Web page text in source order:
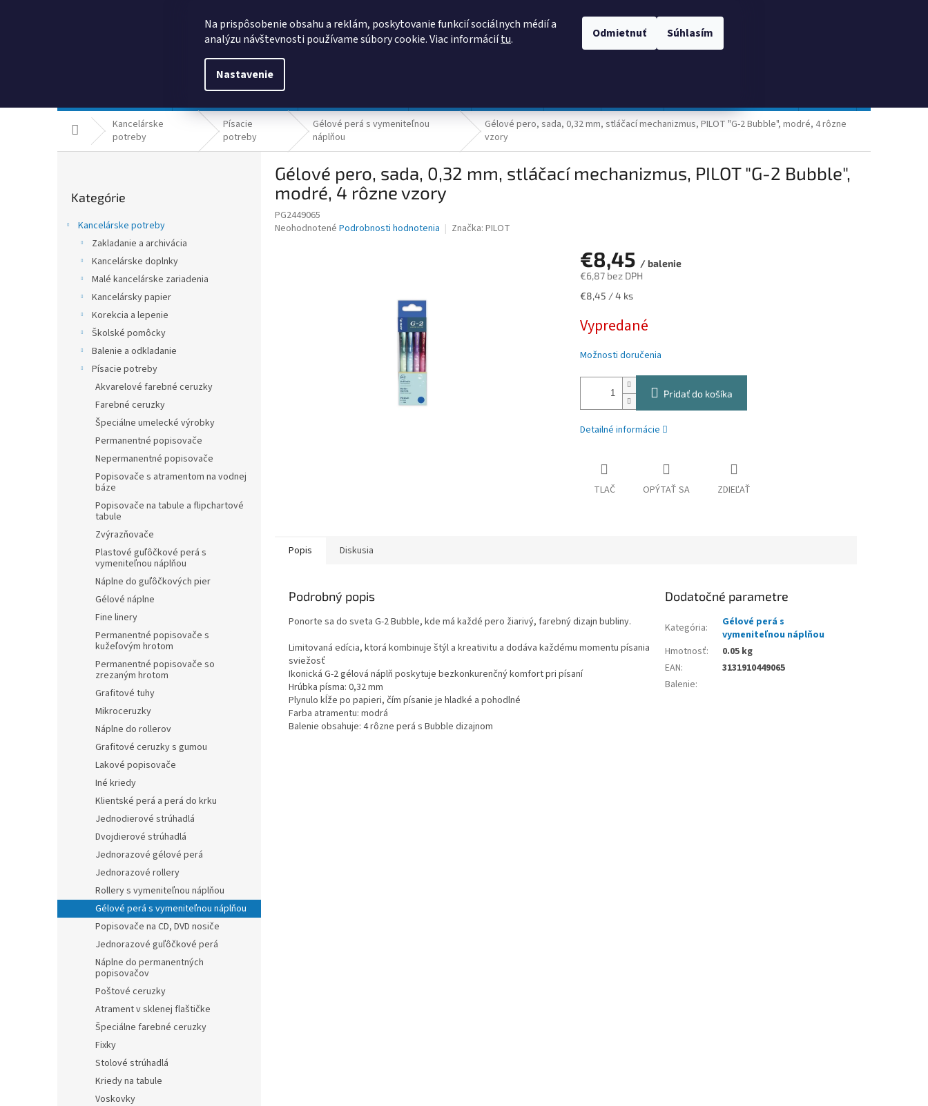
Na prispôsobenie obsahu a reklám, poskytovanie funkcií sociálnych médií a
analýzu návštevnosti používame súbory cookie. Viac informáciítu.
Nastavenie
Odmietnuť Súhlasím
DomovKancelárske
potreby
Písacie
potreby
Gélové perá s vymeniteľnou
náplňou
Gélové pero, sada, 0,32 mm, stláčací mechanizmus, PILOT "G-2 Bubble", modré, 4 rôzne
vzory
kategórie
Kategórie
Kancelárske potreby
Zakladanie a archivácia
Kancelárske doplnky
Malé kancelárske zariadenia
Kancelársky papier
Korekcia a lepenie
Školské pomôcky
Balenie a odkladanie
Písacie potreby
Akvarelové farebné ceruzky
Farebné ceruzky
Špeciálne umelecké výrobky
Permanentné popisovače
Nepermanentné popisovače
Popisovače s atramentom na vodnej
báze
Popisovače na tabule a flipchartové
tabule
Zvýrazňovače
Plastové guľôčkové perá s
vymeniteľnou náplňou
Náplne do guľôčkových pier
Gélové náplne
Fine linery
Permanentné popisovače s
kužeľovým hrotom
Permanentné popisovače so
zrezaným hrotom
Grafitové tuhy
Mikroceruzky
Náplne do rollerov
Grafitové ceruzky s gumou
Lakové popisovače
Iné kriedy
Klientské perá a perá do krku
Jednodierové strúhadlá
Dvojdierové strúhadlá
Jednorazové gélové perá
Jednorazové rollery
Rollery s vymeniteľnou náplňou
Gélové perá s vymeniteľnou náplňou
Popisovače na CD, DVD nosiče
Jednorazové guľôčkové perá
Náplne do permanentných
popisovačov
Poštové ceruzky
Atrament v sklenej flaštičke
Špeciálne farebné ceruzky
Fixky
Stolové strúhadlá
Kriedy na tabule
Voskovky
Gélové pero, sada, 0,32 mm, stláčací mechanizmus, PILOT "G-2 Bubble",
modré, 4 rôzne vzory
PG2449065
Priemerné
Neohodnotené Podrobnosti hodnotenia Značka: PILOT
€8,45 / balenie
€6,87 bez DPH
Jednotková
€8,45 / 4 ks
Vypredané
Možnosti doručenia
Pridať do košíka
Detailné informácie
TLAČ OPÝTAŤ SA ZDIEĽAŤ
Popis Diskusia
Podrobný popis
Ponorte sa do sveta G-2 Bubble, kde má každé pero žiarivý, farebný dizajn bubliny.
Limitovaná edícia, ktorá kombinuje štýl a kreativitu a dodáva každému momentu písania
sviežosť
Ikonická G-2 gélová náplň poskytuje bezkonkurenčný komfort pri písaní
Hrúbka písma: 0,32 mm
Plynulo kĺže po papieri, čím písanie je hladké a pohodlné
Farba atramentu: modrá
Balenie obsahuje: 4 rôzne perá s Bubble dizajnom
Dodatočné parametre
Kategória:
Gélové perá s
vymeniteľnou náplňou
Hmotnosť:
0.05 kg
EAN:
3131910449065
Balenie: